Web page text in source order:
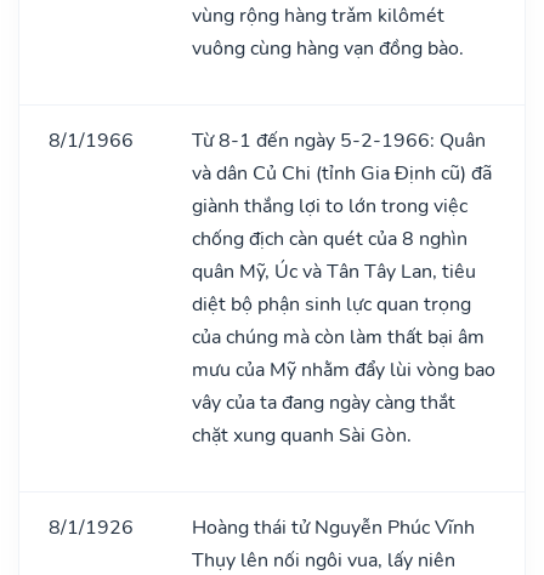
vùng rộng hàng trǎm kilômét
vuông cùng hàng vạn đồng bào.
8/1/1966
Từ 8-1 đến ngày 5-2-1966: Quân
và dân Củ Chi (tỉnh Gia Định cũ) đã
giành thắng lợi to lớn trong việc
chống địch càn quét của 8 nghìn
quân Mỹ, Úc và Tân Tây Lan, tiêu
diệt bộ phận sinh lực quan trọng
của chúng mà còn làm thất bại âm
mưu của Mỹ nhằm đẩy lùi vòng bao
vây của ta đang ngày càng thắt
chặt xung quanh Sài Gòn.
8/1/1926
Hoàng thái tử Nguyễn Phúc Vĩnh
Thụy lên nối ngôi vua, lấy niên